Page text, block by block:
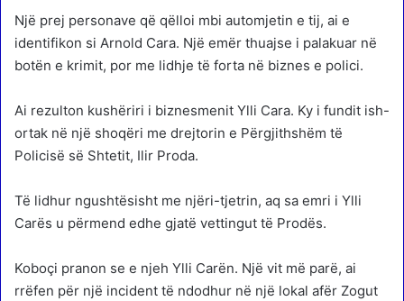
Një prej personave që qëlloi mbi automjetin e tij, ai e
identifikon si Arnold Cara. Një emër thuajse i palakuar në
botën e krimit, por me lidhje të forta në biznes e polici.
Ai rezulton kushëriri i biznesmenit Ylli Cara. Ky i fundit ish-
ortak në një shoqëri me drejtorin e Përgjithshëm të
Policisë së Shtetit, Ilir Proda.
Të lidhur ngushtësisht me njëri-tjetrin, aq sa emri i Ylli
Carës u përmend edhe gjatë vettingut të Prodës.
Koboçi pranon se e njeh Ylli Carën. Një vit më parë, ai
rrëfen për një incident të ndodhur në një lokal afër Zogut